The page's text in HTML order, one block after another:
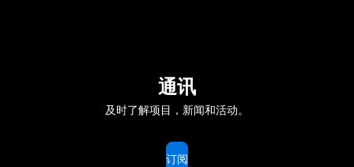
通讯
及时了解项目，新闻和活动。
订阅